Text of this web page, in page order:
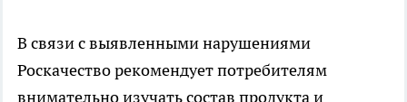
В связи с выявленными нарушениями
Роскачество рекомендует потребителям
внимательно изучать состав продукта и